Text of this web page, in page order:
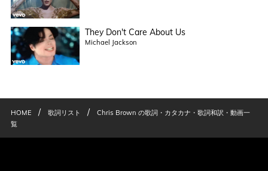
They Don't Care About Us
Michael Jackson
HOME / 歌詞リスト /
Chris Brown の歌詞・カタカナ・歌詞和訳・動画一
覧